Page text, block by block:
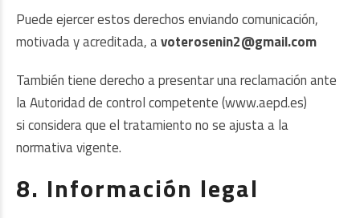
Puede ejercer estos derechos enviando comunicación,
motivada y acreditada, avoterosenin2@gmail.com
También tiene derecho a presentar una reclamación ante
la Autoridad de control competente (www.aepd.es)
si considera que el tratamiento no se ajusta a la
normativa vigente.
8. Información legal